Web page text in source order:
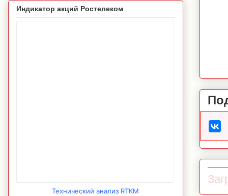
Индикатор акций Ростелеком
Технический анализ RTKM